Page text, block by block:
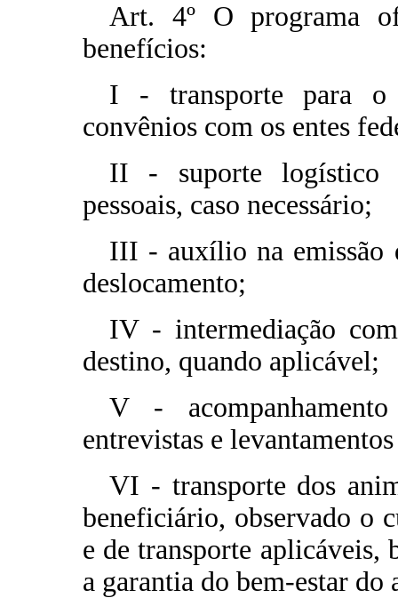
Art. 4º O programa
benefícios:
I - transporte para o
convênios com os entes
II - suporte logístico
pessoais, caso necessário;
III - auxílio na emissão
deslocamento;
IV - intermediação
destino, quando aplicável;
V -
entrevistas e
VI - transporte dos
beneficiário, observado o
e de transporte
a garantia do bem-estar do